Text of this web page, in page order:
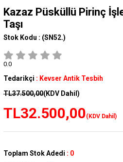
Kazaz Püsküllü Pirinç
Taşı
Stok Kodu : (SN52.)
0.0
Tedarikçi : Kevser Antik Tesbih
TL37.500,00(KDV Dahil)
TL32.500,00(KDV Dahil)
Toplam Stok Adedi : 0